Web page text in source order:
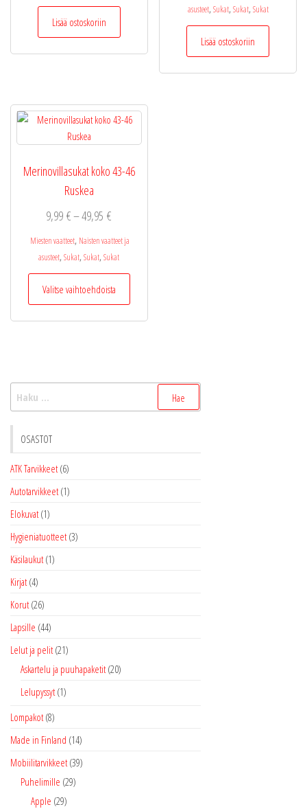
Lisää ostoskoriin
asusteet, Sukat, Sukat, Sukat
Lisää ostoskoriin
Merinovillasukat koko 43-46
Ruskea
9,99€–49,95€
9,99 €
-
49,95 €
Miesten vaatteet, Naisten vaatteet ja
asusteet, Sukat, Sukat, Sukat
Valitse vaihtoehdoista
Tällä
tuotteen
Haku:
OSASTOT
ATK Tarvikkeet (6)
Autotarvikkeet (1)
Elokuvat (1)
Hygieniatuotteet (3)
Käsilaukut (1)
Kirjat (4)
Korut (26)
Lapsille (44)
Lelut ja pelit (21)
Askartelu ja puuhapaketit (20)
Lelupyssyt (1)
Lompakot (8)
Made in Finland (14)
Mobiilitarvikkeet (39)
Puhelimille (29)
Apple (29)